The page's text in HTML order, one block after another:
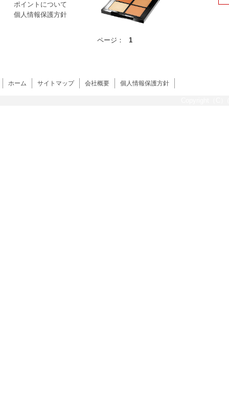
ページ： 1
ポイントについて
個人情報保護方針
ホーム サイトマップ 会社概要 個人情報保護方針